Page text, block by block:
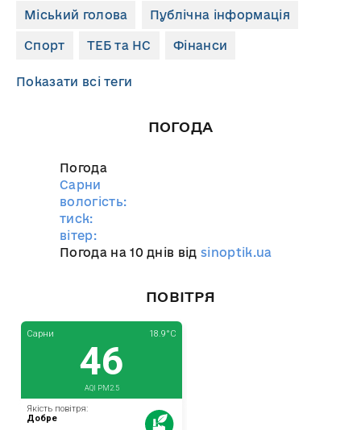
Міський голова Публічна інформація
Спорт ТЕБ та НС Фінанси
Показати всі теги
ПОГОДА
Погода
Сарни
вологість:
тиск:
вітер:
Погода на 10 днів відsinoptik.ua
ПОВІТРЯ